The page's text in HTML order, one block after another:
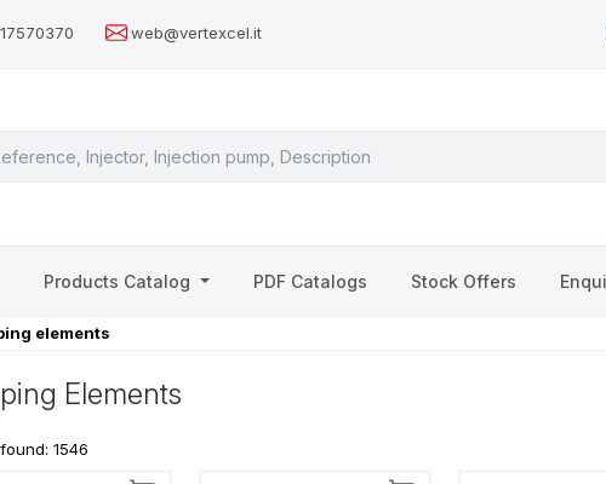
web@vertexcel.it
Products Catalog PDF Catalogs Stock Offers
elements
Elements
1546